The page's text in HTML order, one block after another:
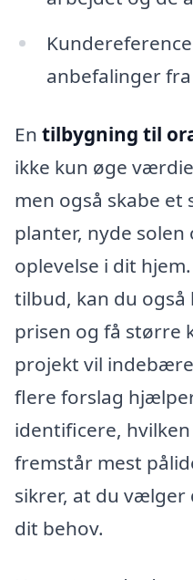
anbefalinger
En tilbygning til
ikke kun øge
men også skabe
planter, nyde solen
oplevelse i dit
tilbud, kan du
prisen og få større
projekt vil
flere forslag
identificere,
fremstår mest
sikrer, at du vælger
dit behov.